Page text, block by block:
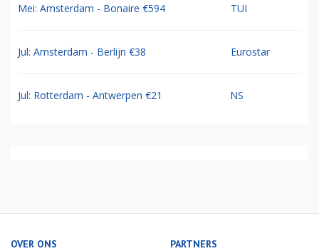
Mei: Amsterdam - Bonaire €594 TUI
Jul: Amsterdam - Berlijn €38 Eurostar
Jul: Rotterdam - Antwerpen €21 NS
OVER ONS PARTNERS